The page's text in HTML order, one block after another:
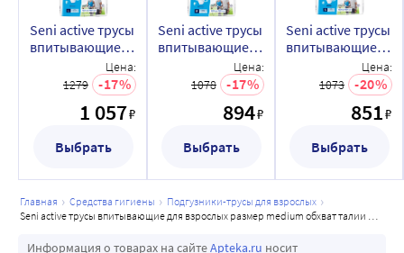
Seni active трусы
впитывающие
для взрослых
размер large
обхват талии
100-135 10 шт.
Цена:
1279
17
1 057₽
Выбрать
Seni active трусы
впитывающие
для взрослых
размер medium
обхват талии 80-
Цена:
1078
17
894₽
Выбрать
Seni active трусы
впитывающие
одноразовые
для взрослых
размер small
обхват талии 55-
Цена:
1073
20
851₽
Выбрать
главная средства гигиены
подгузники-трусы для взрослых
seni active трусы впитывающие для взрослых размер medium обхват талии 80-110 10 шт.
Информация о товарах на сайтеApteka.ru носит